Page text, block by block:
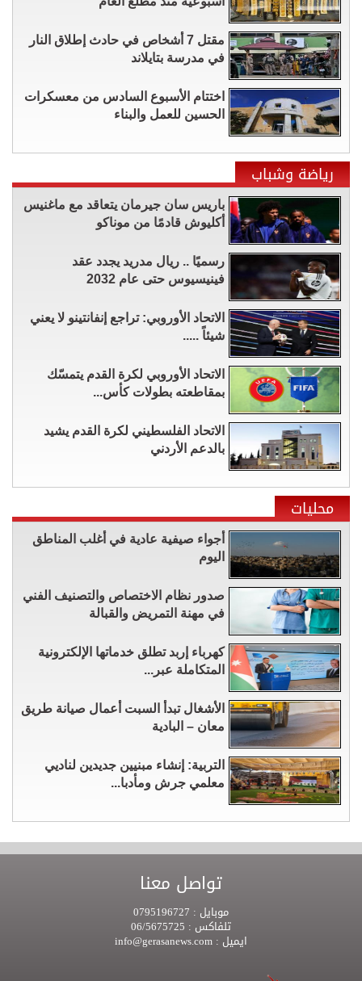
مقتل 7 أشخاص في حادث إطلاق النار
في مدرسة بتايلاند
اختتام الأسبوع السادس من معسكرات
الحسين للعمل والبناء
رياضة وشباب
باريس سان جيرمان يتعاقد مع ماغنيس
أكليوش قادمًا من موناكو
رسميًا .. ريال مدريد يجدد عقد
فينيسيوس حتى عام 2032
الاتحاد الأوروبي: تراجع إنفانتينو لا يعني
شيئاً .....
الاتحاد الأوروبي لكرة القدم يتمسّك
بمقاطعته بطولات كأس...
الاتحاد الفلسطيني لكرة القدم يشيد
بالدعم الأردني
محليات
أجواء صيفية عادية في أغلب المناطق
اليوم
صدور نظام الاختصاص والتصنيف الفني
في مهنة التمريض والقبالة
كهرباء إربد تطلق خدماتها الإلكترونية
المتكاملة عبر...
الأشغال تبدأ السبت أعمال صيانة طريق
معان – البادية
التربية: إنشاء مبنيين جديدين لناديي
معلمي جرش ومأدبا...
تواصل معنا
موبايل :
تلفاكس :
ايميل :